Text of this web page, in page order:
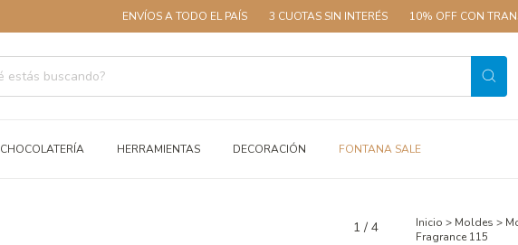
ENVÍOS A TODO EL PAÍS 3 CUOTAS SIN INTERÉS 10% OFF CON TRANSFERENCIA
CHOCOLATERÍA HERRAMIENTAS DECORACIÓN FONTANA SALE
1 / 4 Inicio > Moldes >
Fragrance 115